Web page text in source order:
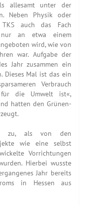
allesamt unter der
Neben Physik oder
auch das Fach
nur an etwa einem
wird, wie von
war. Aufgabe der
Jahr zusammen ein
Dieses Mal ist das ein
Verbrauch
die Umwelt ist«,
hatten den Grünen-
zu, als von den
wie eine selbst
Vorrichtungen
Hierbei wusste
Jahr bereits
in Hessen aus